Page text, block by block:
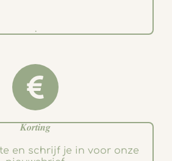
.
𝑲𝒐𝒓𝒕𝒊𝒏𝒈
en schrijf je in voor onze